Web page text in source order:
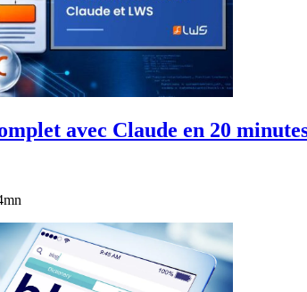
avec Claude en 20